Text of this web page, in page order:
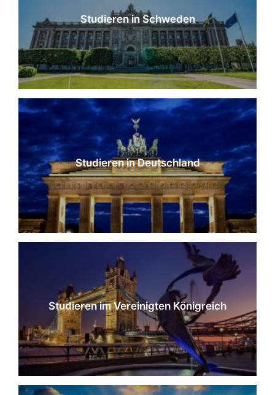
Studieren in Schweden
Studieren in Deutschland
Studieren im Vereinigten Königreich